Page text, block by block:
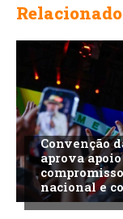
Convenção
aprova
nacional e